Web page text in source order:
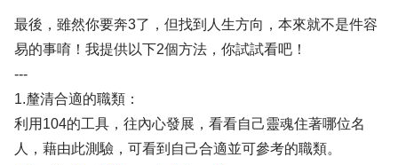
最後，雖然你要奔3了，但找到人生方向，本來就不是件容
易的事唷！我提供以下2個方法，你試試看吧！
---
1.釐清合適的職類：
利用104的工具，往內心發展，看看自己靈魂住著哪位名
人，藉由此測驗，可看到自己合適並可參考的職類。